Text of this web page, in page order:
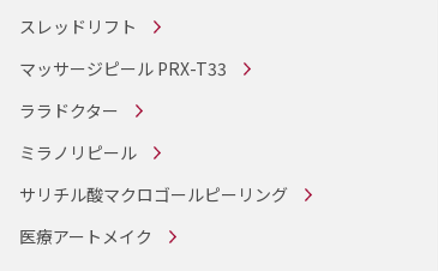
スレッドリフト
マッサージピール PRX-T33
ララドクター
ミラノリピール
サリチル酸マクロゴールピーリング
医療アートメイク